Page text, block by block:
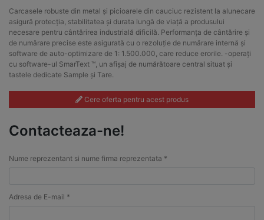
Carcasele robuste din metal și picioarele din cauciuc rezistent la alunecare
asigură protecția, stabilitatea și durata lungă de viață a produsului
necesare pentru cântărirea industrială dificilă. Performanța de cântărire și
de numărare precise este asigurată cu o rezoluție de numărare internă și
software de auto-optimizare de 1: 1.500.000, care reduce erorile. -operați
cu software-ul SmarText ™, un afișaj de numărătoare central situat și
tastele dedicate Sample și Tare.
Cere oferta pentru acest produs
Contacteaza-ne!
Nume reprezentant si nume firma reprezentata *
Adresa de E-mail *